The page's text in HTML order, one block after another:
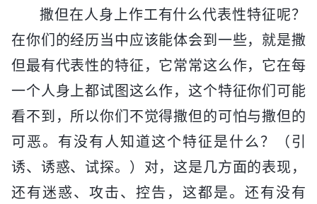
撒但在人身上作工有什么代表性特征呢？
在你们的经历当中应该能体会到一些，就是撒
但最有代表性的特征，它常常这么作，它在每
一个人身上都试图这么作，这个特征你们可能
看不到，所以你们不觉得撒但的可怕与撒但的
可恶。有没有人知道这个特征是什么？（引
诱、诱惑、试探。）对，这是几方面的表现，
还有迷惑、攻击、控告，这都是。还有没有